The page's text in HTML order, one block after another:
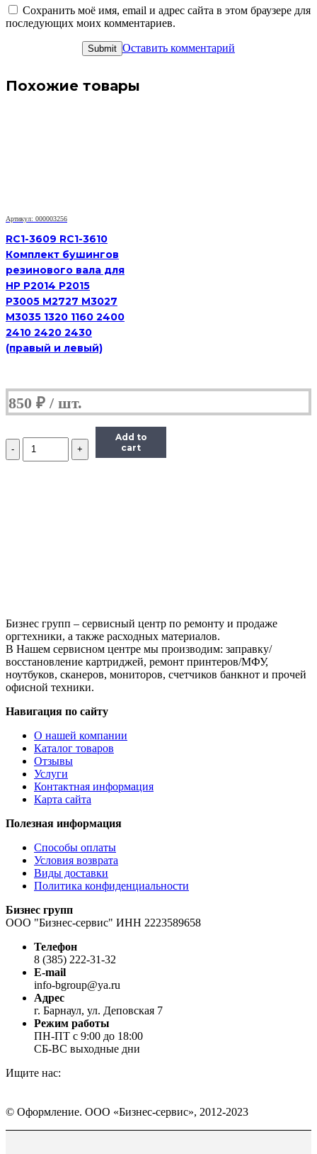
Сохранить моё имя, email и адрес сайта в этом браузере для
последующих моих комментариев.
Оставить комментарий
Похожие товары
Артикул: 000003256
RC1-3609 RC1-3610
Комплект бушингов
резинового вала для
HP P2014 P2015
P3005 M2727 M3027
M3035 1320 1160 2400
2410 2420 2430
(правый и левый)
850 ₽
Количество
CET4389
Add to
cart
Бизнес групп – сервисный центр по ремонту и продаже
оргтехники, а также расходных материалов.
В Нашем сервисном центре мы производим: заправку/
восстановление картриджей, ремонт принтеров/МФУ,
ноутбуков, сканеров, мониторов, счетчиков банкнот и прочей
офисной техники.
Навигация по сайту
О нашей компании
Каталог товаров
Отзывы
Услуги
Контактная информация
Карта сайта
Полезная информация
Способы оплаты
Условия возврата
Виды доставки
Политика конфиденциальности
Бизнес групп
ООО "Бизнес-сервис" ИНН 2223589658
Телефон
8 (385) 222-31-32
E-mail
info-bgroup@ya.ru
Адрес
г. Барнаул, ул. Деповская 7
Режим работы
ПН-ПТ с 9:00 до 18:00
СБ-ВС выходные дни
Ищите нас:
Вконтакте
открывается
в
WhatsApp
открывается
в
Telegram
открывается
в
© Оформление. ООО «Бизнес-сервис», 2012-2023